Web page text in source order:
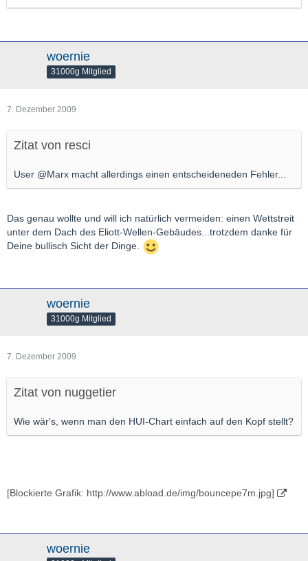
woernie
31000g Mitglied
7. Dezember 2009
Zitat von resci
User @Marx macht allerdings einen entscheideneden Fehler...
Das genau wollte und will ich natürlich vermeiden: einen Wettstreit
unter dem Dach des Eliott-Wellen-Gebäudes...trotzdem danke für
Deine bullisch Sicht der Dinge.
woernie
31000g Mitglied
7. Dezember 2009
Zitat von nuggetier
Wie wär's, wenn man den HUI-Chart einfach auf den Kopf stellt?
[Blockierte Grafik: http://www.abload.de/img/bouncepe7m.jpg]
woernie